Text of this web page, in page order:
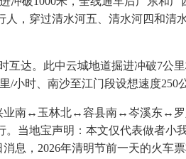
，穿过清水河五、清水河四和清
达。此中云城地道掘进冲破7公
/小时、南沙至江门段设想速度250
业南↔玉林北↔容县南↔岑溪东↔
地宝声明：本文仅代表做者小
息，2026年清明节前一天的火车